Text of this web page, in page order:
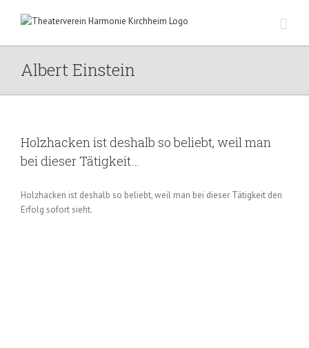
Albert Einstein
Holzhacken ist deshalb so beliebt, weil man
bei dieser Tätigkeit…
Holzhacken ist deshalb so beliebt, weil man bei dieser Tätigkeit den
Erfolg sofort sieht.